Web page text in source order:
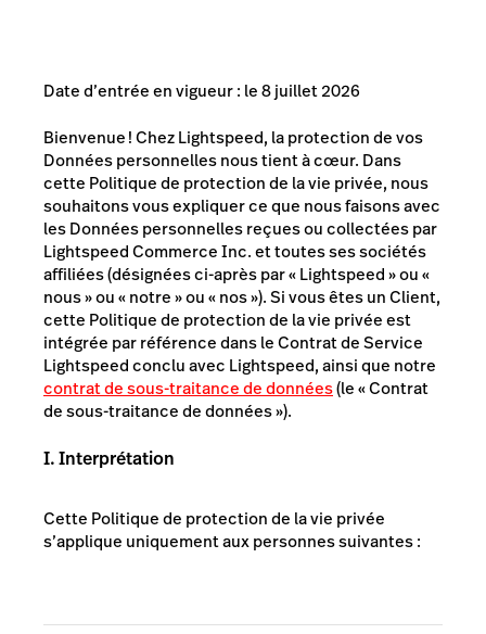
Date d’entrée en vigueur : le 8 juillet 2026
Bienvenue ! Chez Lightspeed, la protection de vos
Données personnelles nous tient à cœur. Dans
cette Politique de protection de la vie privée, nous
souhaitons vous expliquer ce que nous faisons avec
les Données personnelles reçues ou collectées par
Lightspeed Commerce Inc. et toutes ses sociétés
affiliées (désignées ci-après par « Lightspeed » ou «
nous » ou « notre » ou « nos »). Si vous êtes un Client,
cette Politique de protection de la vie privée est
intégrée par référence dans le Contrat de Service
Lightspeed conclu avec Lightspeed, ainsi que notre
contrat de sous-traitance de données(le « Contrat
de sous-traitance de données »).
I. Interprétation
Cette Politique de protection de la vie privée
s’applique uniquement aux personnes suivantes :